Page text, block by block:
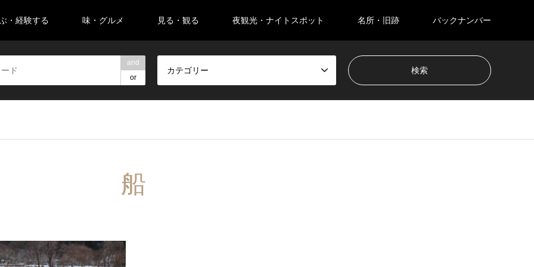
・経験する 味・グルメ 見る・観る 夜観光・ナイトスポット 名所・旧跡 バックナンバー
and
or
カテゴリー
船